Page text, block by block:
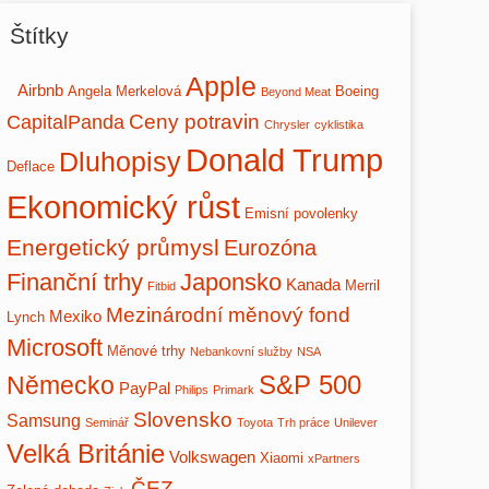
Štítky
Airbnb Angela Merkelová Apple Beyond Meat Boeing
CapitalPanda Ceny potravin Chrysler cyklistika
Deflace Dluhopisy Donald Trump
Ekonomický růst Emisní povolenky
Energetický průmysl Eurozóna
Finanční trhy Fitbid Japonsko Kanada Merril
Lynch Mexiko Mezinárodní měnový fond
Microsoft Měnové trhy Nebankovní služby NSA
Německo PayPal Philips Primark S&P 500
Samsung Seminář Slovensko Toyota Trh práce Unilever
Velká Británie Volkswagen Xiaomi xPartners